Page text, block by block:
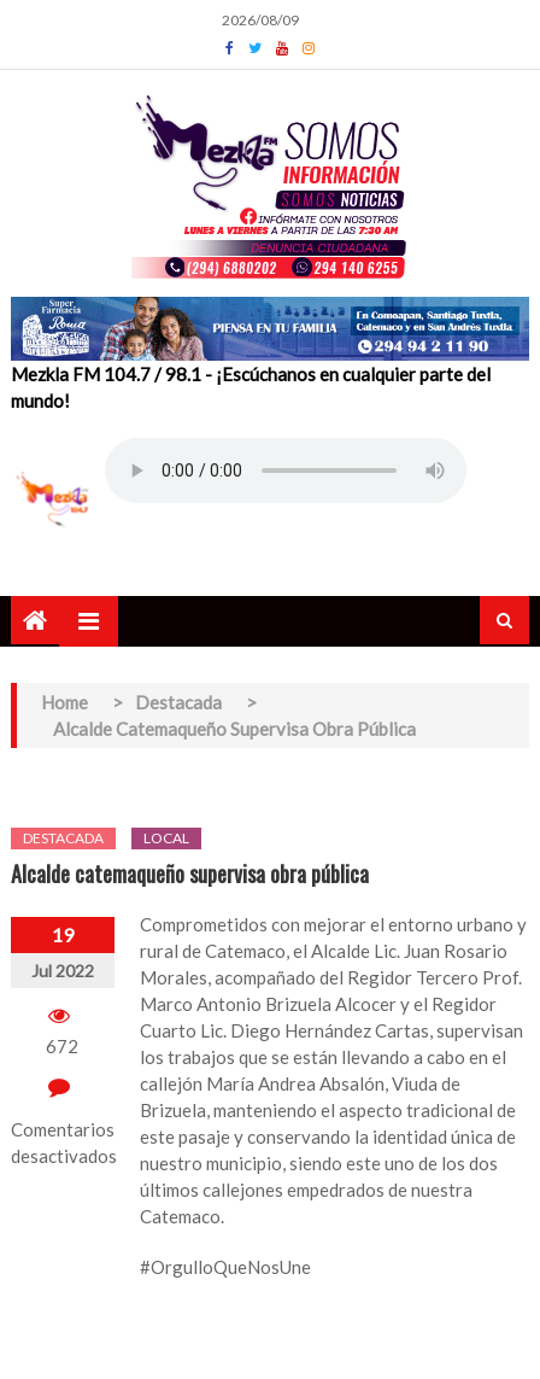
content
2026/08/09
Mezkla FM 104.7 / 98.1 - ¡Escúchanos en cualquier parte del
mundo!
Home > Destacada
>
Alcalde Catemaqueño Supervisa Obra Pública
DESTACADA LOCAL
Alcalde catemaqueño supervisa obra pública
19
Jul 2022
672
Comentarios
desactivados
Comprometidos con mejorar el entorno urbano y
rural de Catemaco, el Alcalde Lic. Juan Rosario
Morales, acompañado del Regidor Tercero Prof.
Marco Antonio Brizuela Alcocer y el Regidor
Cuarto Lic. Diego Hernández Cartas, supervisan
los trabajos que se están llevando a cabo en el
callejón María Andrea Absalón, Viuda de
Brizuela, manteniendo el aspecto tradicional de
este pasaje y conservando la identidad única de
nuestro municipio, siendo este uno de los dos
últimos callejones empedrados de nuestra
Catemaco.
#OrgulloQueNosUne